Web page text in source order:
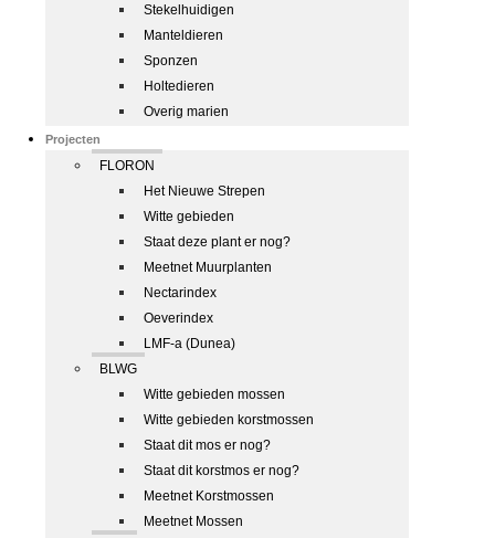
Stekelhuidigen
Manteldieren
Sponzen
Holtedieren
Overig marien
Projecten
FLORON
Het Nieuwe Strepen
Witte gebieden
Staat deze plant er nog?
Meetnet Muurplanten
Nectarindex
Oeverindex
LMF-a (Dunea)
BLWG
Witte gebieden mossen
Witte gebieden korstmossen
Staat dit mos er nog?
Staat dit korstmos er nog?
Meetnet Korstmossen
Meetnet Mossen